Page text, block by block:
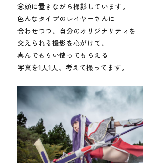
念頭に置きながら撮影しています。
色んなタイプのレイヤーさんに
合わせつつ、自分のオリジナリティを
交えられる撮影を心がけて、
喜んでもらい使ってもらえる
写真を1人1人、考えて撮ってます。